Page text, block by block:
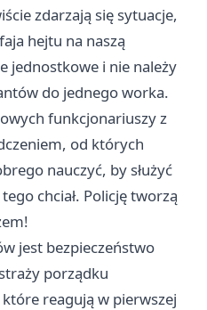
zdarzają się sytuacje,
hejtu na naszą
jednostkowe i nie należy
do jednego worka.
funkcjonariuszy z
od których
nauczyć, by służyć
chciał. Policję tworzą
jest bezpieczeństwo
porządku
reagują w pierwszej